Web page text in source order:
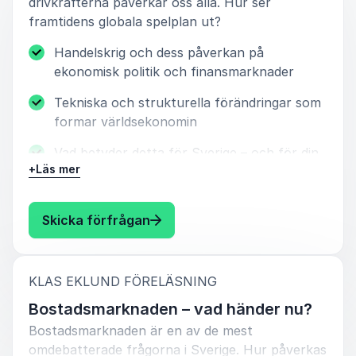
framtidens globala spelplan ut?
Handelskrig och dess påverkan på
ekonomisk politik och finansmarknader
Tekniska och strukturella förändringar som
formar världsekonomin
Vad betyder detta för Sverige – och för din
egen plånbok?
I denna föreläsning ger Klas Eklund en skarp
analys av världsekonomins riktning och hur vi
kan navigera i en tid av osäkerhet.
+Läs mer
Skicka förfrågan: Klas Eklund Vart tar världen
KLAS EKLUND FÖRELÄSNING
Bostadsmarknaden – vad händer nu?
Bostadsmarknaden är en av de mest
omdebatterade frågorna i Sverige. Hur påverkas